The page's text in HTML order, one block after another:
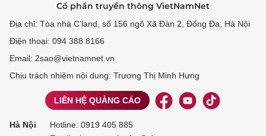
Cổ phần truyền thông VietNamNet
Địa chỉ: Tòa nhà C’land, số 156 ngõ Xã Đàn 2, Đống Đa, Hà Nội
Điện thoại: 094 388 8166
Email: 2sao@vietnamnet.vn
Chịu trách nhiệm nội dung: Trương Thị Minh Hưng
LIÊN HỆ QUẢNG CÁO
Hà Nội Hotline: 0919 405 885